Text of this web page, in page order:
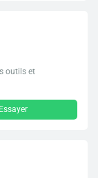
outils et
Essayer